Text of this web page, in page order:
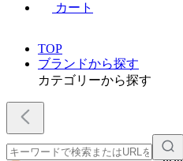
カート
TOP
ブランドから探す
カテゴリーから探す